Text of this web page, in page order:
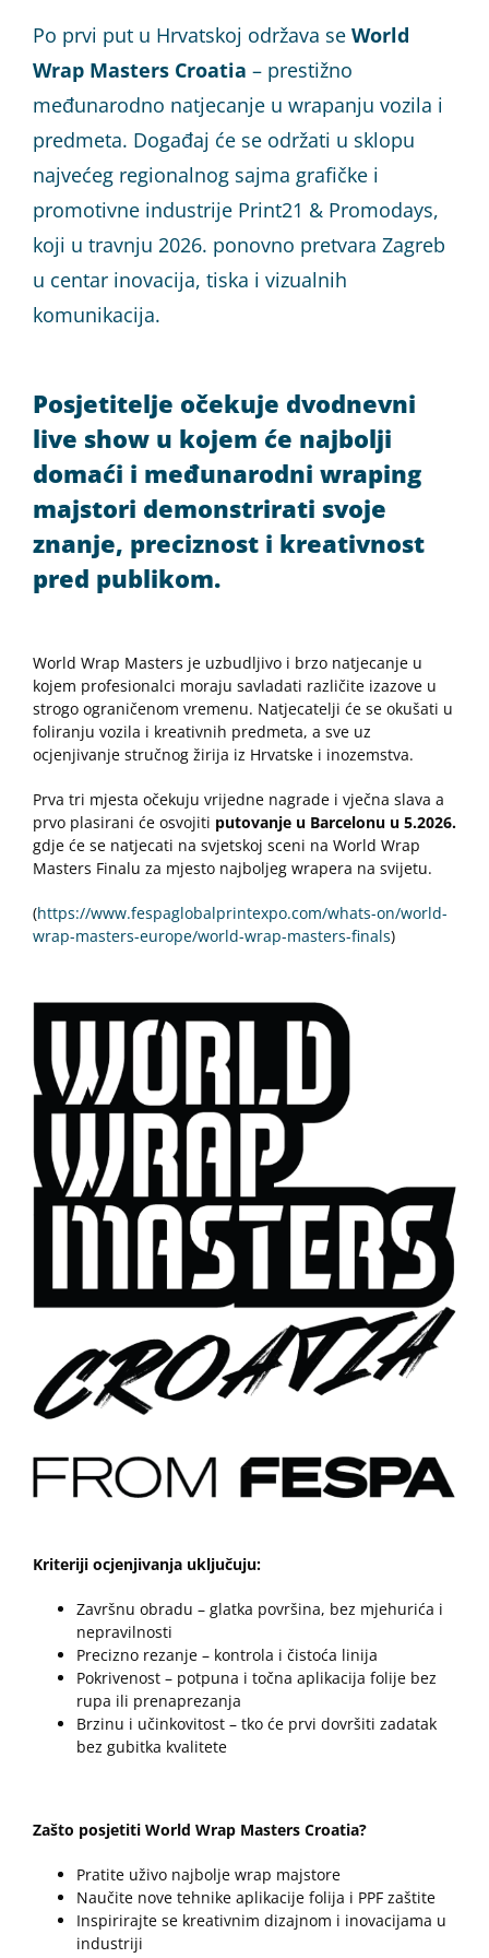
Po prvi put u Hrvatskoj održava se World
Wrap Masters Croatia – prestižno
međunarodno natjecanje u wrapanju vozila i
predmeta. Događaj će se održati u sklopu
najvećeg regionalnog sajma grafičke i
promotivne industrije Print21 & Promodays,
koji u travnju 2026. ponovno pretvara Zagreb
u centar inovacija, tiska i vizualnih
komunikacija.
Posjetitelje očekuje dvodnevni
live show u kojem će najbolji
domaći i međunarodni wraping
majstori demonstrirati svoje
znanje, preciznost i kreativnost
pred publikom.
World Wrap Masters je uzbudljivo i brzo natjecanje u
kojem profesionalci moraju savladati različite izazove u
strogo ograničenom vremenu. Natjecatelji će se okušati u
foliranju vozila i kreativnih predmeta, a sve uz
ocjenjivanje stručnog žirija iz Hrvatske i inozemstva.
Prva tri mjesta očekuju vrijedne nagrade i vječna slava a
prvo plasirani će osvojiti putovanje u Barcelonu u 5.2026.
gdje će se natjecati na svjetskoj sceni na World Wrap
Masters Finalu za mjesto najboljeg wrapera na svijetu.
(https://www.fespaglobalprintexpo.com/whats-on/world-
wrap-masters-europe/world-wrap-masters-finals)
Kriteriji ocjenjivanja uključuju:
Završnu obradu – glatka površina, bez mjehurića i
nepravilnosti
Precizno rezanje – kontrola i čistoća linija
Pokrivenost – potpuna i točna aplikacija folije bez
rupa ili prenaprezanja
Brzinu i učinkovitost – tko će prvi dovršiti zadatak
bez gubitka kvalitete
Zašto posjetiti World Wrap Masters Croatia?
Pratite uživo najbolje wrap majstore
Naučite nove tehnike aplikacije folija i PPF zaštite
Inspirirajte se kreativnim dizajnom i inovacijama u
industriji